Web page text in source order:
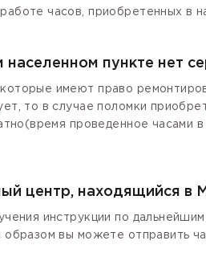
часов, приобретенных в
пункте нет
имеют право
то в случае поломки
проведенное часами
центр, находящийся в
инструкции по дальнейшим
вы можете отправить